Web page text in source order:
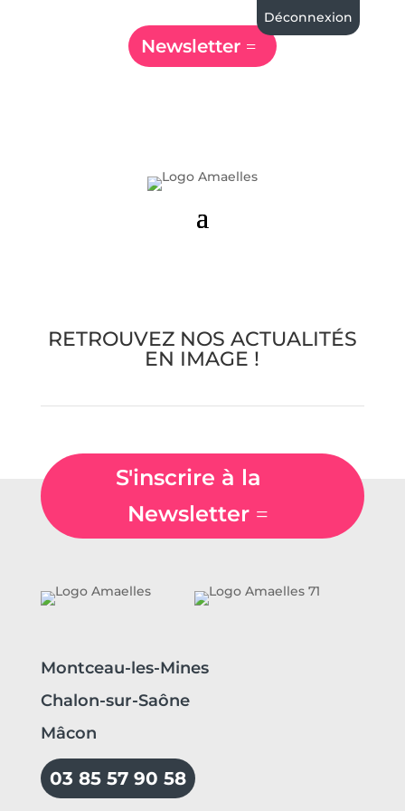
Newsletter
Déconnexion
RETROUVEZ NOS ACTUALITÉS
EN IMAGE !
S'inscrire à la
Newsletter
Montceau-les-Mines
Chalon-sur-Saône
Mâcon
03 85 57 90 58